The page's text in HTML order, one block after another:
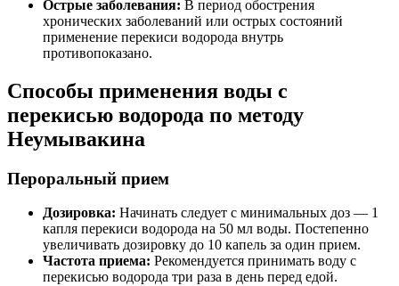
Острые заболевания: В период обострения
хронических заболеваний или острых состояний
применение перекиси водорода внутрь
противопоказано.
Способы применения воды с
перекисью водорода по методу
Неумывакина
Пероральный прием
Дозировка: Начинать следует с минимальных доз — 1
капля перекиси водорода на 50 мл воды. Постепенно
увеличивать дозировку до 10 капель за один прием.
Частота приема: Рекомендуется принимать воду с
перекисью водорода три раза в день перед едой.